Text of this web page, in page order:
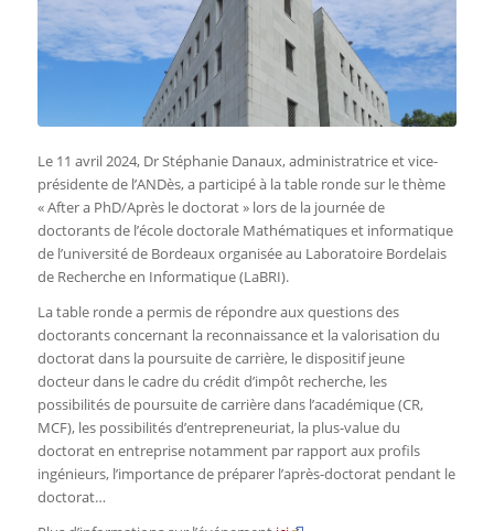
Le 11 avril 2024, Dr Stéphanie Danaux, administratrice et vice-
présidente de l’ANDès, a participé à la table ronde sur le thème
« After a PhD/Après le doctorat » lors de la journée de
doctorants de l’école doctorale Mathématiques et informatique
de l’université de Bordeauxorganisée au Laboratoire Bordelais
de Recherche en Informatique (LaBRI).
La table ronde a permis de répondre aux questions des
doctorants concernant la reconnaissance et la valorisation du
doctorat dans la poursuite de carrière, le dispositif jeune
docteur dans le cadre du crédit d’impôt recherche, les
possibilités de poursuite de carrière dans l’académique (CR,
MCF), les possibilités d’entrepreneuriat, la plus-value du
doctorat en entreprise notamment par rapport aux profils
ingénieurs, l’importance de préparer l’après-doctorat pendant le
doctorat…